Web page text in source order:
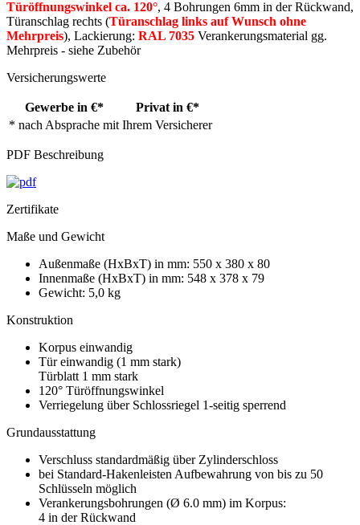
Türöffnungswinkel ca. 120°, 4 Bohrungen 6mm in der Rückwand,
Türanschlag rechts (Türanschlag links auf Wunsch ohne
Mehrpreis), Lackierung: RAL 7035 Verankerungsmaterial gg.
Mehrpreis - siehe Zubehör
Versicherungswerte
Gewerbe in €*
Privat in €*
* nach Absprache mit Ihrem Versicherer
PDF Beschreibung
Zertifikate
Maße und Gewicht
Außenmaße (HxBxT) in mm: 550 x 380 x 80
Innenmaße (HxBxT) in mm: 548 x 378 x 79
Gewicht: 5,0 kg
Konstruktion
Korpus einwandig
Tür einwandig (1 mm stark)
Türblatt 1 mm stark
120° Türöffnungswinkel
Verriegelung über Schlossriegel 1-seitig sperrend
Grundausstattung
Verschluss standardmäßig über Zylinderschloss
bei Standard-Hakenleisten Aufbewahrung von bis zu 50
Schlüsseln möglich
Verankerungsbohrungen (Ø 6.0 mm) im Korpus:
4 in der Rückwand